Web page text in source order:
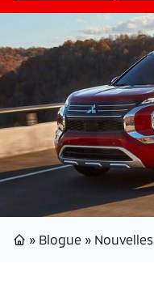
» Blogue » Nouvelles